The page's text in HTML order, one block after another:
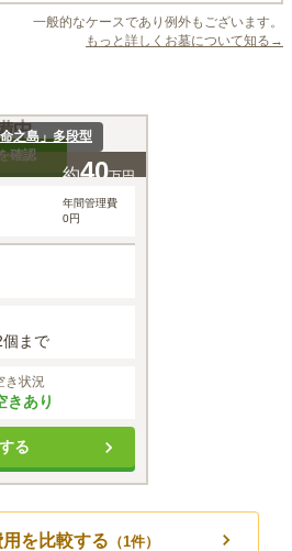
一般的なケースであり例外もございます。
もっと詳しくお墓について知る→
中
確認
之島」多段型
約40万円
年間管理費
0円
個まで
き状況
きあり
る
を比較する （1件）